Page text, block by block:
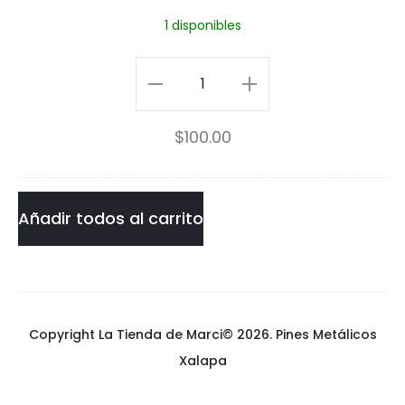
u
e
n
o
i
d
1 disponibles
Majin
Bu
Venomized
Pin
cantidad
$100.00
Añadir todos al carrito
Copyright La Tienda de Marci© 2026.Pines Metálicos
Xalapa